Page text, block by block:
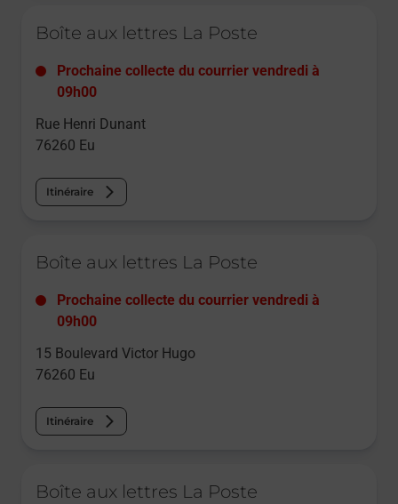
Boîte aux lettres La Poste
Prochaine collecte du courrier vendredi à
09h00
Rue Henri Dunant
76260 Eu
Itinéraire
Boîte aux lettres La Poste
Prochaine collecte du courrier vendredi à
09h00
15 Boulevard Victor Hugo
76260 Eu
Itinéraire
Boîte aux lettres La Poste